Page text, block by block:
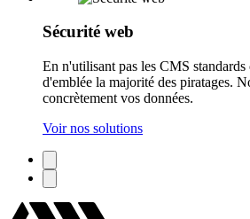
Sécurité web
En n'utilisant pas les CMS
d'emblée la majorité des piratages.
concrètement vos données.
Voir nos solutions